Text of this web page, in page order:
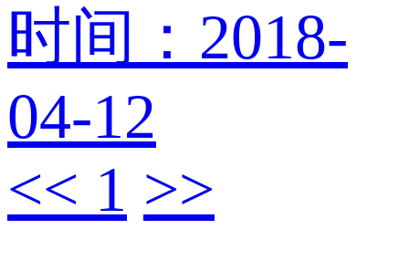
时间：2018-
04-12
<< 1 >>